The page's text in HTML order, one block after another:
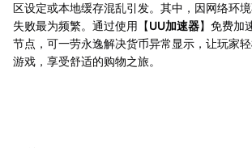
区设定或本地缓存混乱引发。其中，因网络环
失败最为频繁。通过使用【UU加速器】免费加
节点，可一劳永逸解决货币异常显示，让玩家
游戏，享受舒适的购物之旅。